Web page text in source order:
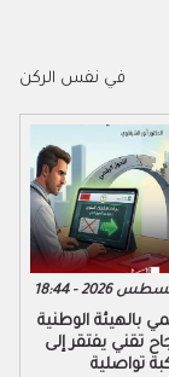
في نفس الركن
بالهيئة الوطنية
تقني يفتقر إلى
تواصلية